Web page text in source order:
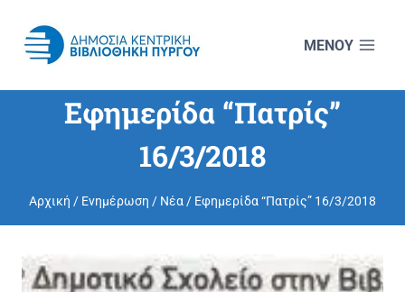
content
Εφημερίδα “Πατρίς”
16/3/2018
Αρχική / Ενημέρωση / Νέα/ Εφημερίδα “Πατρίς” 16/3/2018